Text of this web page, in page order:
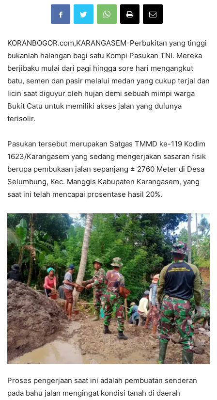
KORANBOGOR.com,KARANGASEM-Perbukitan yang tinggi
bukanlah halangan bagi satu Kompi Pasukan TNI. Mereka
berjibaku mulai dari pagi hingga sore hari mengangkut
batu, semen dan pasir melalui medan yang cukup terjal dan
licin saat diguyur oleh hujan demi sebuah mimpi warga
Bukit Catu untuk memiliki akses jalan yang dulunya
terisolir.
Pasukan tersebut merupakan Satgas TMMD ke-119 Kodim
1623/Karangasem yang sedang mengerjakan sasaran fisik
berupa pembukaan jalan sepanjang ± 2760 Meter di Desa
Selumbung, Kec. Manggis Kabupaten Karangasem, yang
saat ini telah mencapai prosentase hasil 20%.
Proses pengerjaan saat ini adalah pembuatan senderan
pada bahu jalan mengingat kondisi tanah di daerah